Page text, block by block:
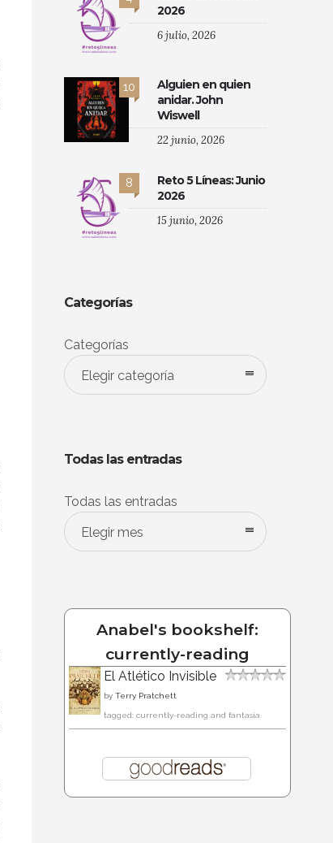
2026
6 julio, 2026
10
Alguien en quien
anidar. John
Wiswell
22 junio, 2026
8
Reto 5 Líneas: Junio
2026
15 junio, 2026
Categorías
Categorías
Elegir categoría
Todas las entradas
Todas las entradas
Elegir mes
Anabel's bookshelf:
currently-reading
El Atlético Invisible
by Terry Pratchett
tagged: currently-reading and fantasía